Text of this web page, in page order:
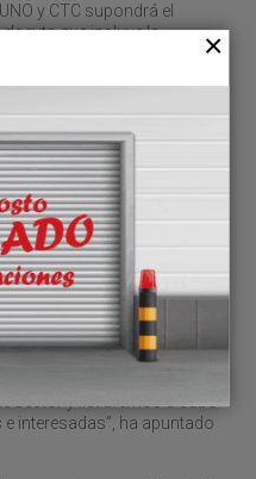
y CTC supondrá el
ruta que incluye la
foros y proyectos
de la cadena de
convertir los retos
de capacitación,
profesional”.
privada real podremos
que requiere de una
de las habilidades
ha señalado el presiente
e Infraestructuras de la
que, en virtud del
y se pondrán en
“Del mismo modo,
sector y llevaremos a cabo
interesadas”, ha apuntado